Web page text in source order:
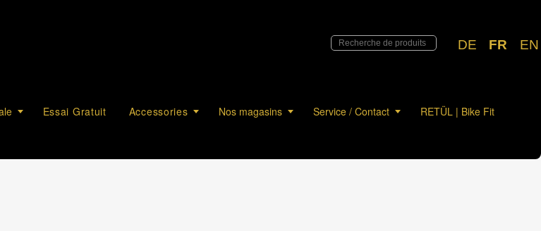
DE FR EN
Essai Gratuit Accessories Nos magasins Service / Contact RETÜL | Bike Fit